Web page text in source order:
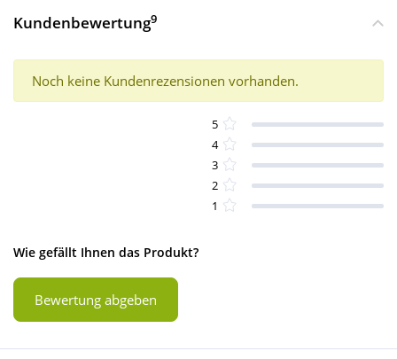
Kundenbewertung9
Noch keine Kundenrezensionen vorhanden.
5
4
3
2
1
Wie gefällt Ihnen das Produkt?
Bewertung abgeben